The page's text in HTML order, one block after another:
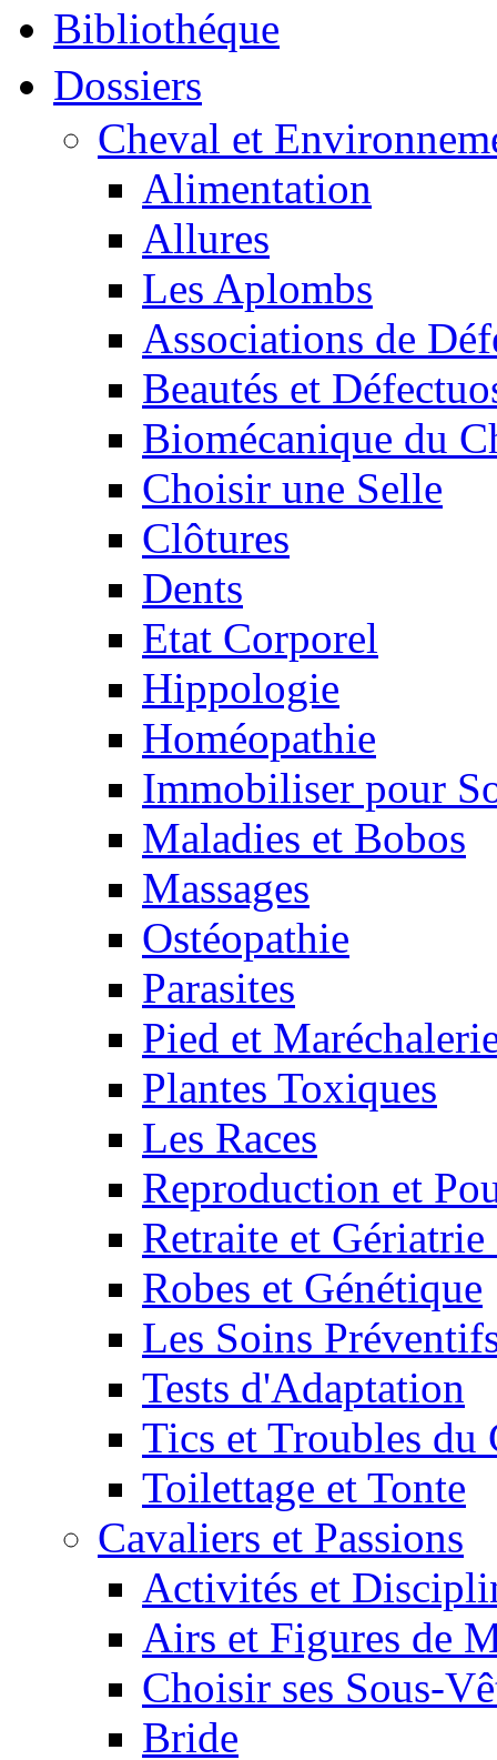
Bibliothéque
Dossiers
Cheval et
Alimentation
Allures
Les Aplombs
Associations de
Beautés et
Biomécanique du
Choisir une Selle
Clôtures
Dents
Etat Corporel
Hippologie
Homéopathie
Immobiliser pour
Maladies et Bobos
Massages
Ostéopathie
Parasites
Pied et
Plantes Toxiques
Les Races
Reproduction et
Retraite et
Robes et Génétique
Les Soins
Tests d'Adaptation
Tics et Troubles du
Toilettage et Tonte
Cavaliers et Passions
Activités et
Airs et Figures de
Choisir ses Sous-
Bride